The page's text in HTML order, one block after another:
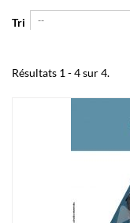
Tri --
Résultats 1 - 4 sur 4.